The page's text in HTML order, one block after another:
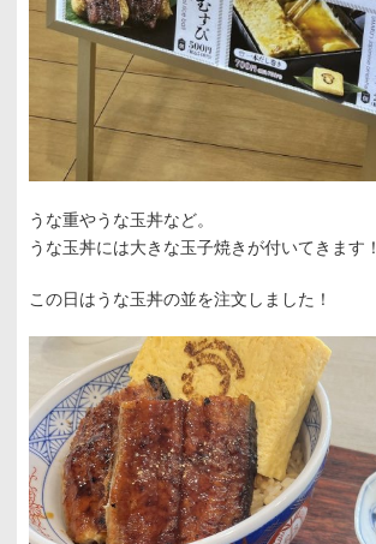
うな重やうな玉丼など。
うな玉丼には大きな玉子焼きが付いてきます！
この日はうな玉丼の並を注文しました！